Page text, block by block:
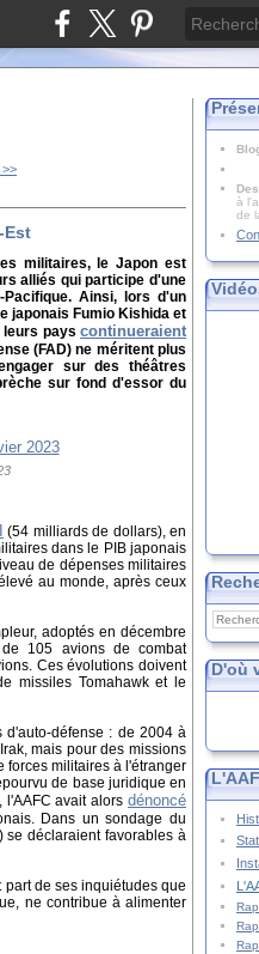
Est
militaires, le Japon est
alliés qui participe d'une
Ainsi, lors d'un
japonais Fumio Kishida et
leurs pays continueraient
(FAD) ne méritent plus
sur des théâtres
sur fond d'essor du
(54 milliards de dollars), en
dans le PIB japonais
de dépenses militaires
au monde, après ceux
adoptés en décembre
105 avions de combat
Ces évolutions doivent
missiles Tomahawk et le
d'auto-défense : de 2004 à
mais pour des missions
forces militaires à l'étranger
de base juridique en
l'AAFC avait alors dénoncé
Dans un sondage du
se déclaraient favorables à
part de ses inquiétudes que
ne contribue à alimenter
à
de
D'où